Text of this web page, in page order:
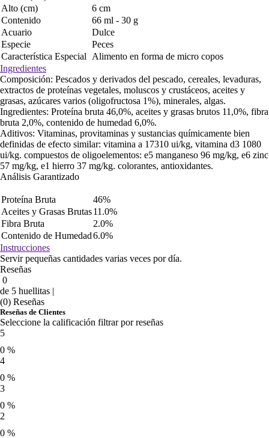
Alto (cm)
6 cm
Contenido
66 ml - 30 g
Acuario
Dulce
Especie
Peces
Característica Especial
Alimento en forma de micro copos
Ingredientes
Composición: Pescados y derivados del pescado, cereales, levaduras,
extractos de proteínas vegetales, moluscos y crustáceos, aceites y
grasas, azúcares varios (oligofructosa 1%), minerales, algas.
Ingredientes: Proteína bruta 46,0%, aceites y grasas brutos 11,0%, fibra
bruta 2,0%, contenido de humedad 6,0%.
Aditivos: Vitaminas, provitaminas y sustancias químicamente bien
definidas de efecto similar: vitamina a 17310 ui/kg, vitamina d3 1080
ui/kg. compuestos de oligoelementos: e5 manganeso 96 mg/kg, e6 zinc
57 mg/kg, e1 hierro 37 mg/kg. colorantes, antioxidantes.
Análisis Garantizado
Proteína Bruta
46%
Aceites y Grasas Brutas11.0%
Fibra Bruta
2.0%
Contenido de Humedad6.0%
Instrucciones
Servir pequeñas cantidades varias veces por día.
Reseñas
0
de 5 huellitas |
(0) Reseñas
Reseñas de Clientes
Seleccione la calificación filtrar por reseñas
5
0 %
4
0 %
3
0 %
2
0 %